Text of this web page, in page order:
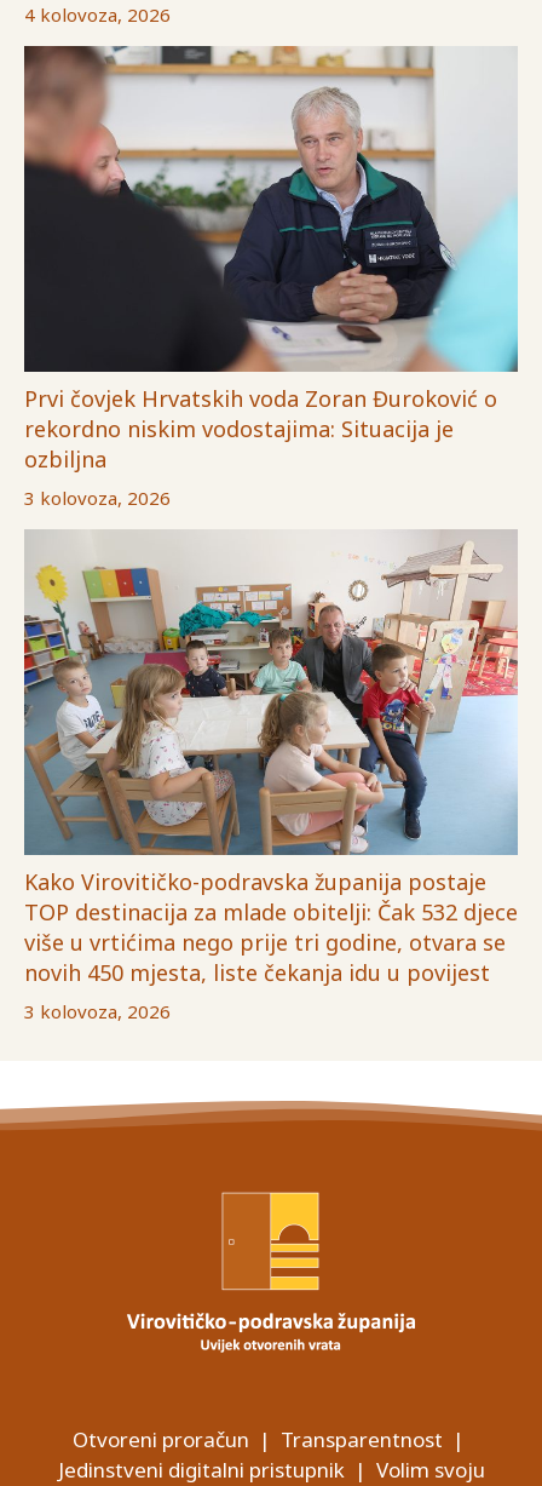
4 kolovoza, 2026
Prvi čovjek Hrvatskih voda Zoran Đuroković o
rekordno niskim vodostajima: Situacija je
ozbiljna
3 kolovoza, 2026
Kako Virovitičko-podravska županija postaje
TOP destinacija za mlade obitelji: Čak 532 djece
više u vrtićima nego prije tri godine, otvara se
novih 450 mjesta, liste čekanja idu u povijest
3 kolovoza, 2026
Otvoreni proračun | Transparentnost |
Jedinstveni digitalni pristupnik| Volim svoju